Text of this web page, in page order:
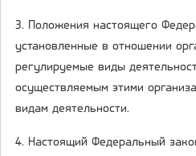
3. Положения настоящего
установленные в отношении
регулируемые виды
осуществляемым этими
видам деятельности.
4. Настоящий Федеральный